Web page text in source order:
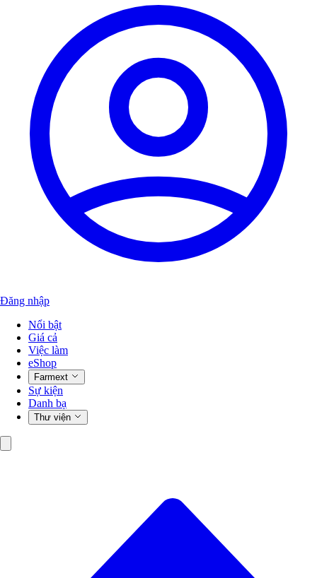
Đăng nhập
Nổi bật
Giá cả
Việc làm
eShop
Farmext
Sự kiện
Danh bạ
Thư viện